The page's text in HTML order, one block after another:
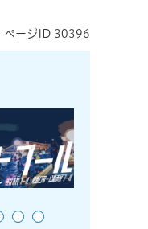
ページID 30396